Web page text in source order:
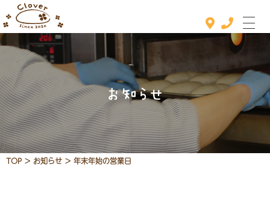
ホーム
おすすめメニュー
メニュー
お知らせ
TOP > お知らせ > 年末年始の営業日